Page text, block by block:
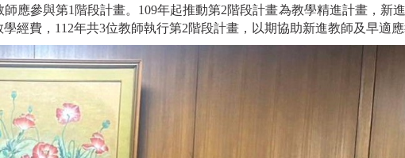
應參與第1階段計畫。109年起推動第2階段計畫為教學精進計畫，新
經費，112年共3位教師執行第2階段計畫，以期協助新進教師及早適應